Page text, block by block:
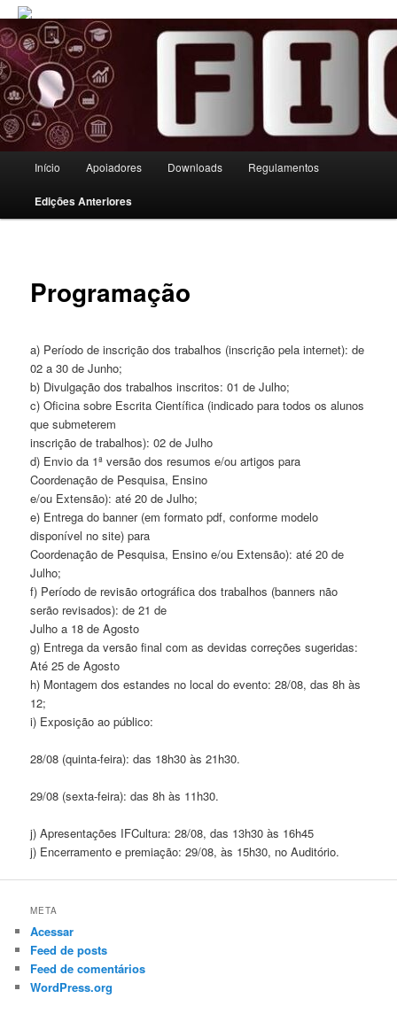
Pular para o conteúdo principal
Pular para o conteúdo secundário
Início Apoiadores Downloads Regulamentos
Edições Anteriores
Programação
a) Período de inscrição dos trabalhos (inscrição pela internet): de
02 a 30 de Junho;
b) Divulgação dos trabalhos inscritos: 01 de Julho;
c) Oficina sobre Escrita Científica (indicado para todos os alunos
que submeterem
inscrição de trabalhos): 02 de Julho
d) Envio da 1ª versão dos resumos e/ou artigos para
Coordenação de Pesquisa, Ensino
e/ou Extensão): até 20 de Julho;
e) Entrega do banner (em formato pdf, conforme modelo
disponível no site) para
Coordenação de Pesquisa, Ensino e/ou Extensão): até 20 de
Julho;
f) Período de revisão ortográfica dos trabalhos (banners não
serão revisados): de 21 de
Julho a 18 de Agosto
g) Entrega da versão final com as devidas correções sugeridas:
Até 25 de Agosto
h) Montagem dos estandes no local do evento: 28/08, das 8h às
12;
i) Exposição ao público:
28/08 (quinta-feira): das 18h30 às 21h30.
29/08 (sexta-feira): das 8h às 11h30.
j) Apresentações IFCultura: 28/08, das 13h30 às 16h45
j) Encerramento e premiação: 29/08, às 15h30, no Auditório.
META
Acessar
Feed de posts
Feed de comentários
WordPress.org